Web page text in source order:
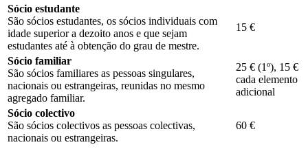
Sócio estudante
São sócios estudantes, os sócios individuais com
idade superior a dezoito anos e que sejam
estudantes até à obtenção do grau de mestre.
15 €
Sócio familiar
São sócios familiares as pessoas singulares,
nacionais ou estrangeiras, reunidas no mesmo
agregado familiar.
25 € (1º), 15 €
cada elemento
adicional
Sócio colectivo
São sócios colectivos as pessoas colectivas,
nacionais ou estrangeiras.
60 €